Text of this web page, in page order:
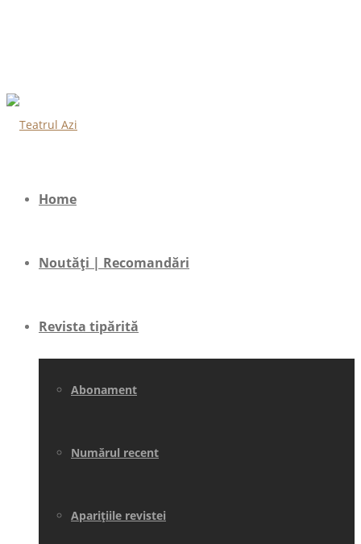
Home
Noutăți | Recomandări
Revista tipărită
Abonament
Numărul recent
Aparițiile revistei